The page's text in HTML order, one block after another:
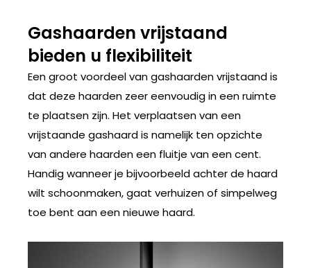
Gashaarden vrijstaand
bieden u flexibiliteit
Een groot voordeel van gashaarden vrijstaand is
dat deze haarden zeer eenvoudig in een ruimte
te plaatsen zijn. Het verplaatsen van een
vrijstaande gashaard is namelijk ten opzichte
van andere haarden een fluitje van een cent.
Handig wanneer je bijvoorbeeld achter de haard
wilt schoonmaken, gaat verhuizen of simpelweg
toe bent aan een nieuwe haard.